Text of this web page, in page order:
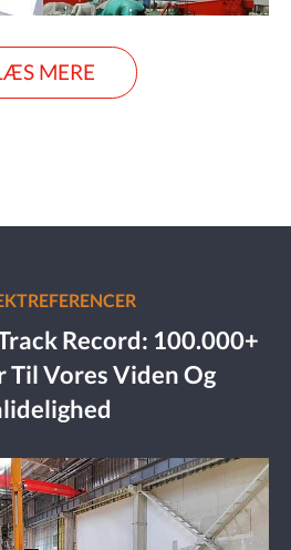
MERE
Record: 100.000+
Til Vores Viden Og